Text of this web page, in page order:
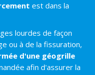
est dans la
lourdes de façon
ou à de la fissuration,
d'une géogrille
afin d'assurer la